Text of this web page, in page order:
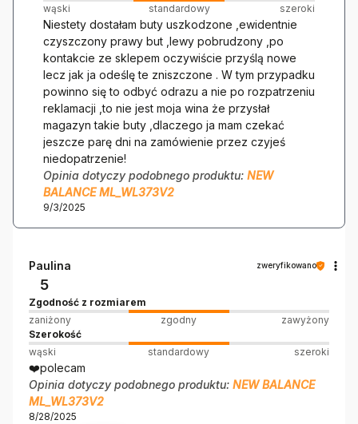
wąski
standardowy szeroki
Niestety dostałam buty uszkodzone ,ewidentnie
czyszczony prawy but ,lewy pobrudzony ,po
kontakcie ze sklepem oczywiście przyślą nowe
lecz jak ja odeślę te zniszczone . W tym przypadku
powinno się to odbyć odrazu a nie po rozpatrzeniu
reklamacji ,to nie jest moja wina że przysłał
magazyn takie buty ,dlaczego ja mam czekać
jeszcze parę dni na zamówienie przez czyjeś
niedopatrzenie!
Opinia dotyczy podobnego produktu: NEW
BALANCE ML_WL373V2
9/3/2025
Paulina zweryfikowano
5
Zgodność z rozmiarem
zaniżony
zgodny
zawyżony
Szerokość
wąski
standardowy szeroki
❤️polecam
Opinia dotyczy podobnego produktu: NEW BALANCE
ML_WL373V2
8/28/2025